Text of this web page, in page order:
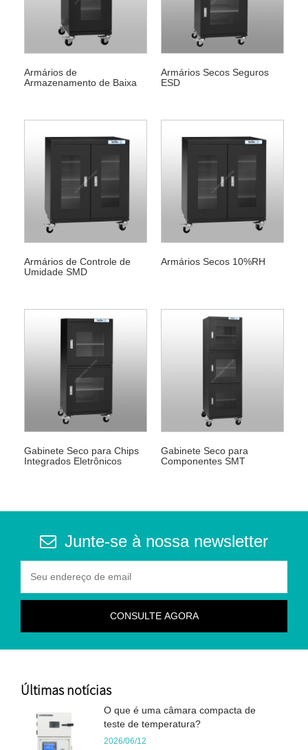
Armários de
Armazenamento de Baixa
Armários Secos Seguros
ESD
Armários de Controle de
Umidade SMD
Armários Secos 10%RH
Gabinete Seco para Chips
Integrados Eletrônicos
Gabinete Seco para
Componentes SMT
Junte-se à nossa newsletter
Últimas notícias
O que é uma câmara compacta de
teste de temperatura?
2026/06/12